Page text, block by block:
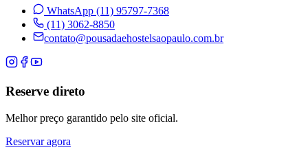
WhatsApp (11) 95797-7368
(11) 3062-8850
contato@pousadaehostelsaopaulo.com.br
Reserve direto
Melhor preço garantido pelo site oficial.
Reservar agora